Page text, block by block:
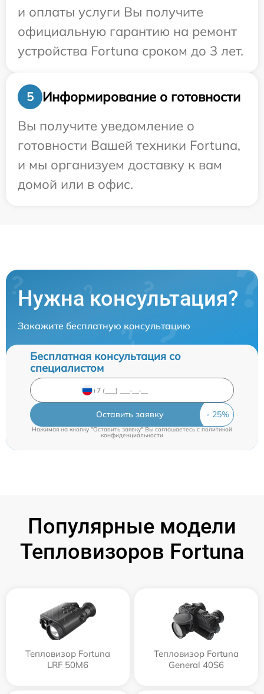
и оплаты услуги Вы получите
официальную гарантию на ремонт
устройства Fortuna сроком до 3 лет.
5
Информирование о готовности
Вы получите уведомление о
готовности Вашей техники Fortuna,
и мы организуем доставку к вам
домой или в офис.
Нужна консультация?
Закажите бесплатную консультацию
Бесплатная консультация со
специалистом
Оставить заявку
Нажимая на кнопку "Оставить заявку" Вы соглашаетесь c политикой
конфиденциальности
Популярные модели
Тепловизоров Fortuna
Тепловизор Fortuna
LRF 50M6
Тепловизор Fortuna
General 40S6